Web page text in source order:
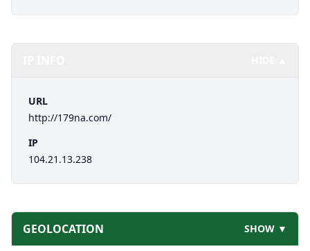
URL
http://179na.com/
IP
104.21.13.238
GEOLOCATION SHOW ▼